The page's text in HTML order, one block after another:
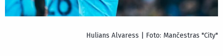
Hulians Alvaress | Foto: Mančestras "City"